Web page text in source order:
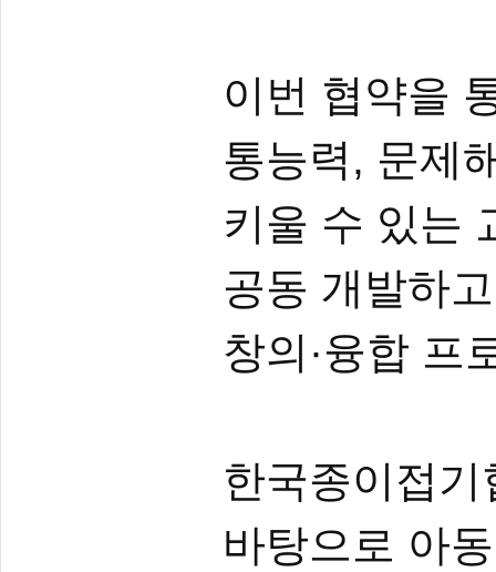
이번 협약을
통능력, 문제
키울 수 있는
공동 개발하
창의·융합 프
한국종이접
바탕으로 아